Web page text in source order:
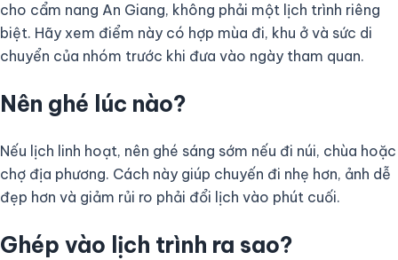
cho cẩm nang An Giang, không phải một lịch trình riêng
biệt. Hãy xem điểm này có hợp mùa đi, khu ở và sức di
chuyển của nhóm trước khi đưa vào ngày tham quan.
Nên ghé lúc nào?
Nếu lịch linh hoạt, nên ghé sáng sớm nếu đi núi, chùa hoặc
chợ địa phương. Cách này giúp chuyến đi nhẹ hơn, ảnh dễ
đẹp hơn và giảm rủi ro phải đổi lịch vào phút cuối.
Ghép vào lịch trình ra sao?